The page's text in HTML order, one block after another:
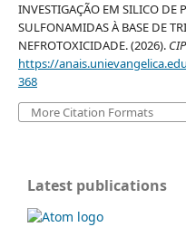
INVESTIGAÇÃO EM SILICO DE
SULFONAMIDAS À BASE DE
NEFROTOXICIDADE. (2026).
https://
368
More Citation Formats
Latest publications